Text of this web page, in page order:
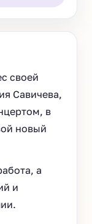
своей
Савичева,
в
новый
а
и